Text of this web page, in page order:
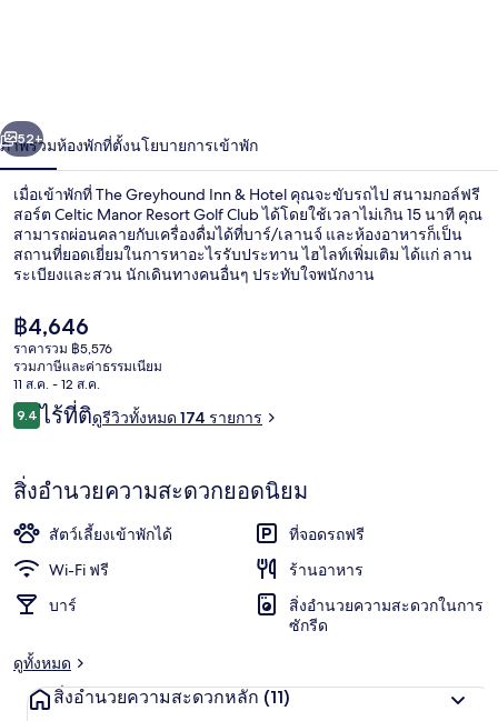
า
ถัดไป
52+
ภาพรวมห้องพักที่ตั้งนโยบายการเข้าพัก
เมื่อเข้าพักที่ The Greyhound Inn & Hotel คุณจะขับรถไป สนามกอล์ฟรี
สอร์ต Celtic Manor Resort Golf Club ได้โดยใช้เวลาไม่เกิน 15 นาที คุณ
สามารถผ่อนคลายกับเครื่องดื่มได้ที่บาร์/เลานจ์ และห้องอาหารก็เป็น
สถานที่ยอดเยี่ยมในการหาอะไรรับประทาน ไฮไลท์เพิ่มเติม ได้แก่ ลาน
ระเบียงและสวน นักเดินทางคนอื่นๆ ประทับใจพนักงาน
ราคา
ปัจจุบัน
฿4,646
฿4,646
ราคารวม ฿5,576
รวมภาษีและค่าธรรมเนียม
11 ส.ค. - 12 ส.ค.
รีวิว
9.49.4 จาก 10
ไร้ที่ติดูรีวิวทั้งหมด 174 รายการ
สิ่งอำนวยความสะดวกยอดนิยม
สัตว์เลี้ยงเข้าพักได้
ที่จอดรถฟรี
Wi-Fi ฟรี
ร้านอาหาร
บาร์
สิ่งอำนวยความสะดวกในการ
ซักรีด
ดูทั้งหมด
สิ่งอำนวยความสะดวกหลัก (11)